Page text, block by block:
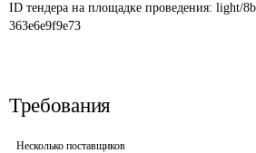
ID тендера на площадке проведения: light/
363e6e9f9e73
Требования
Несколько поставщиков